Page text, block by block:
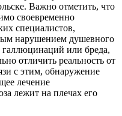
Важно отметить, что
своевременно
специалистов,
нарушением душевного
или бреда,
отличить реальность от
с этим, обнаружение
лечение
лежит на плечах его